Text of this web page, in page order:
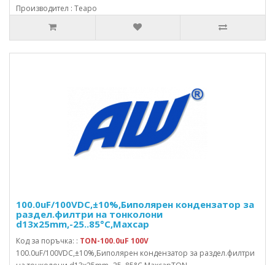
Производител : Teapo
100.0uF/100VDC,±10%,Биполярен кондензатор за
раздел.филтри на тонколони
d13x25mm,-25..85°C,Maxcap
Код за поръчка: : TON-100.0uF 100V
100.0uF/100VDC,±10%,Биполярен кондензатор за раздел.филтри